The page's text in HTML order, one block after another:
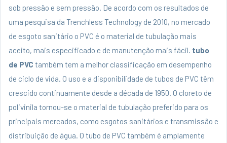
sob pressão e sem pressão. De acordo com os resultados de
uma pesquisa da Trenchless Technology de 2010, no mercado
de esgoto sanitário o PVC é o material de tubulação mais
aceito, mais especificado e de manutenção mais fácil. tubo
de PVC também tem a melhor classificação em desempenho
de ciclo de vida. O uso e a disponibilidade de tubos de PVC têm
crescido continuamente desde a década de 1950. O cloreto de
polivinila tornou-se o material de tubulação preferido para os
principais mercados, como esgotos sanitários e transmissão e
distribuição de água. O tubo de PVC também é amplamente